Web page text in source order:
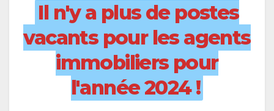
Il n'y a plus de postes
vacants pour les agents
immobiliers pour
l'année 2024 !